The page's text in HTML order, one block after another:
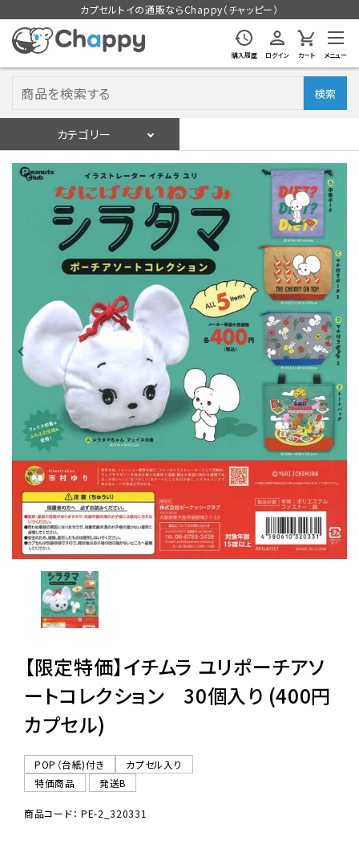
カプセルトイの通販ならChappy（チャッピー）
購入履歴 ログイン カート メニュー
検索
カテゴリー
ログイン
入荷スケジュールをチェック
カプセルトイマシン本体
カプセルトイ
販促用空カプセル
レンタル
景品・玩具・文具
販促用カプセルトイ
よくあるご質問
06-6282-7659
【限定特価】イチムラ ユリポーチアソ
ートコレクション 30個入り (400円
カプセル)
POP（台紙)付き
カプセル入り
特価商品
発送B
商品コード： PE-2_320331